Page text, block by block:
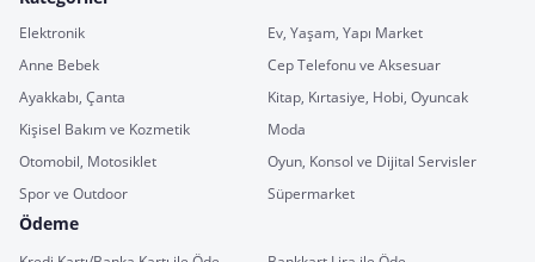
Elektronik
Ev, Yaşam, Yapı Market
Anne Bebek
Cep Telefonu ve Aksesuar
Ayakkabı, Çanta
Kitap, Kırtasiye, Hobi, Oyuncak
Kişisel Bakım ve Kozmetik
Moda
Otomobil, Motosiklet
Oyun, Konsol ve Dijital Servisler
Spor ve Outdoor
Süpermarket
Ödeme